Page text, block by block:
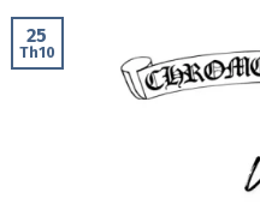
25
Th10